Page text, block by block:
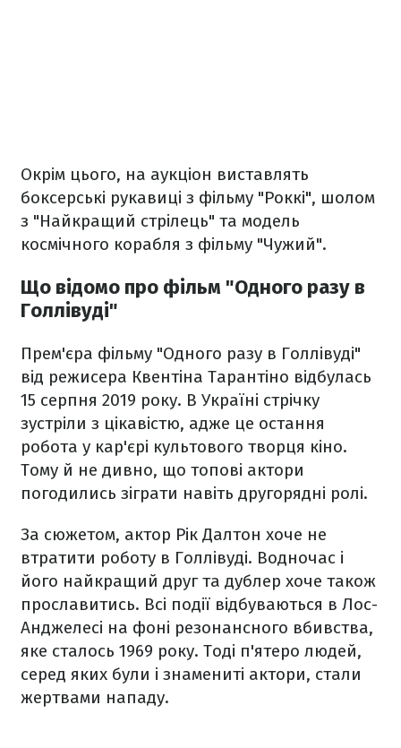
Окрім цього, на аукціон виставлять
боксерські рукавиці з фільму "Роккі", шолом
з "Найкращий стрілець" та модель
космічного корабля з фільму "Чужий".
Що відомо про фільм "Одного разу в
Голлівуді"
Прем'єра фільму "Одного разу в Голлівуді"
від режисера Квентіна Тарантіно відбулась
15 серпня 2019 року. В Україні стрічку
зустріли з цікавістю, адже це остання
робота у кар'єрі культового творця кіно.
Тому й не дивно, що топові актори
погодились зіграти навіть другорядні ролі.
За сюжетом, актор Рік Далтон хоче не
втратити роботу в Голлівуді. Водночас і
його найкращий друг та дублер хоче також
прославитись. Всі події відбуваються в Лос-
Анджелесі на фоні резонансного вбивства,
яке сталось 1969 року. Тоді п'ятеро людей,
серед яких були і знамениті актори, стали
жертвами нападу.